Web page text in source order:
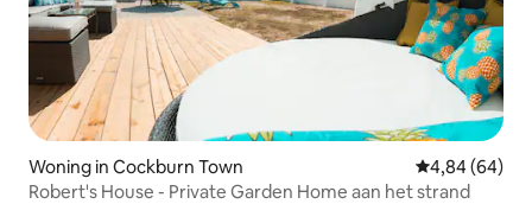
Woning in Cockburn Town Gemiddelde
4,84 (64)
Robert's House - Private Garden Home aan het strand